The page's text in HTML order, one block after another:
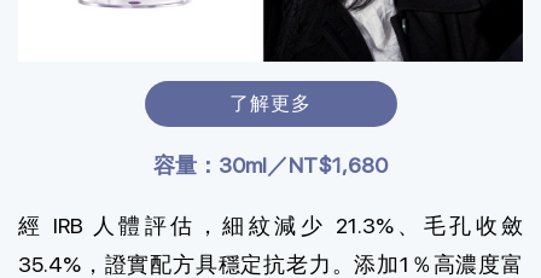
了解更多
容量：30ml／NT$1,680
經 IRB 人體評估，細紋減少 21.3%、毛孔收斂
35.4%，證實配方具穩定抗老力。添加1％高濃度富